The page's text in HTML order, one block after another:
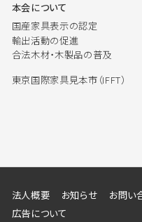
本会について
国産家具表示の認定
輸出活動の促進
合法木材・木製品の普及
東京国際家具見本市（IFFT）
法人概要 お知らせ お問い
広告について